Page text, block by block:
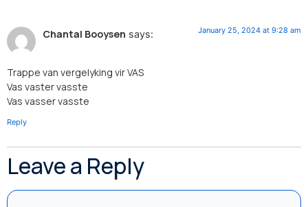
Chantal Booysen says: January 25, 2024 at 9:28 am
Trappe van vergelyking vir VAS
Vas vaster vasste
Vas vasser vasste
Reply
Leave a Reply